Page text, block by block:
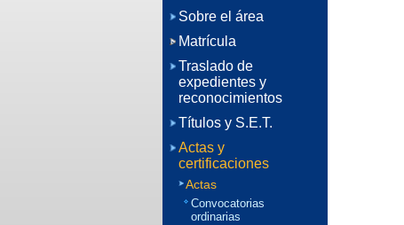
Sobre el área
Matrícula
Traslado de
expedientes y
reconocimientos
Títulos y S.E.T.
Actas y
certificaciones
Actas
Convocatorias
ordinarias